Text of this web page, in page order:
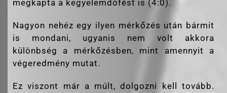
megkapta a kegyelemdöfést is (4:0).
Nagyon nehéz egy ilyen mérkőzés után bármit
is mondani, ugyanis nem volt akkora
különbség a mérkőzésben, mint amennyit a
végeredmény mutat.
Ez viszont már a múlt, dolgozni kell tovább.